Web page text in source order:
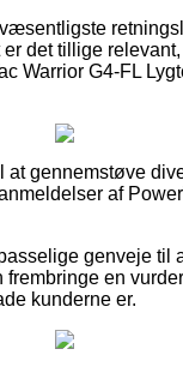
det tillige
Warrior G4-FL
gennemstøve
af
genveje til
en
kunderne er.